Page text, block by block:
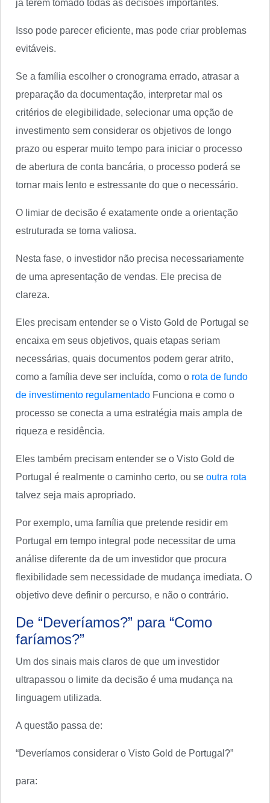
já terem tomado todas as decisões importantes.
Isso pode parecer eficiente, mas pode criar problemas
evitáveis.
Se a família escolher o cronograma errado, atrasar a
preparação da documentação, interpretar mal os
critérios de elegibilidade, selecionar uma opção de
investimento sem considerar os objetivos de longo
prazo ou esperar muito tempo para iniciar o processo
de abertura de conta bancária, o processo poderá se
tornar mais lento e estressante do que o necessário.
O limiar de decisão é exatamente onde a orientação
estruturada se torna valiosa.
Nesta fase, o investidor não precisa necessariamente
de uma apresentação de vendas. Ele precisa de
clareza.
Eles precisam entender se o Visto Gold de Portugal se
encaixa em seus objetivos, quais etapas seriam
necessárias, quais documentos podem gerar atrito,
como a família deve ser incluída, como o rota de fundo
de investimento regulamentado Funciona e como o
processo se conecta a uma estratégia mais ampla de
riqueza e residência.
Eles também precisam entender se o Visto Gold de
Portugal é realmente o caminho certo, ou se outra rota
talvez seja mais apropriado.
Por exemplo, uma família que pretende residir em
Portugal em tempo integral pode necessitar de uma
análise diferente da de um investidor que procura
flexibilidade sem necessidade de mudança imediata. O
objetivo deve definir o percurso, e não o contrário.
De “Deveríamos?” para “Como
faríamos?”
Um dos sinais mais claros de que um investidor
ultrapassou o limite da decisão é uma mudança na
linguagem utilizada.
A questão passa de:
“Deveríamos considerar o Visto Gold de Portugal?”
para: